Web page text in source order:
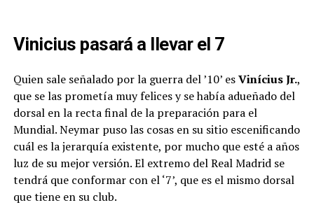
Vinicius pasará a llevar el 7
Quien sale señalado por la guerra del ’10’ esVinícius Jr.,
que se las prometía muy felices y se había adueñado del
dorsal en la recta final de la preparación para el
Mundial. Neymar puso las cosas en su sitio escenificando
cuál es la jerarquía existente, por mucho que esté a años
luz de su mejor versión. El extremo del Real Madrid se
tendrá que conformar con el ‘7’, que es el mismo dorsal
que tiene en su club.